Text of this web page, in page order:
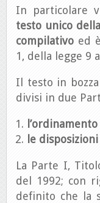
In particolare
testo unico
compilativo ed
1, della legge 9
Il testo in
divisi in due
le
La Parte I,
del 1992; con
definito che la